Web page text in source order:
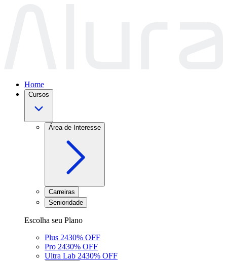
Home
Cursos
Área de Interesse
Carreiras
Senioridade
Escolha seu Plano
Plus 2430% OFF
Pro 2430% OFF
Ultra Lab 2430% OFF